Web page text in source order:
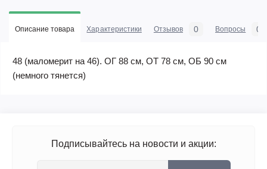
Описание товара Характеристики Отзывов 0 Вопросы 0
48 (маломерит на 46). ОГ 88 см, ОТ 78 см, ОБ 90 см
(немного тянется)
Подписывайтесь на новости и акции: